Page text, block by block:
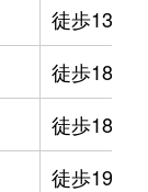
徒歩13分
徒歩18分
徒歩18分
徒歩19分